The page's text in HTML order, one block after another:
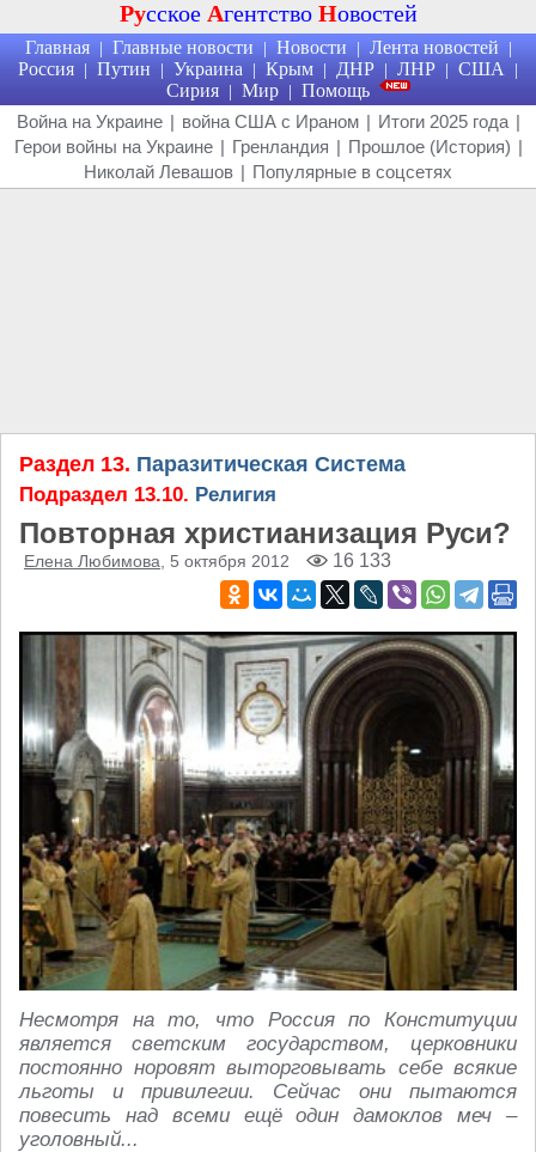
Русское Агентство Новостей
Главная | Главные новости | Новости | Лента новостей |
Россия | Путин | Украина | Крым | ДНР | ЛНР | США |
Сирия | Мир | Помощь
Война на Украине | война США с Ираном | Итоги 2025 года |
Герои войны на Украине | Гренландия | Прошлое (История) |
Николай Левашов | Популярные в соцсетях
Раздел 13. Паразитическая Система
Подраздел 13.10. Религия
Повторная христианизация Руси?
Елена Любимова , 5 октября 2012 16 133
Несмотря на то, что Россия по Конституции
является светским государством, церковники
постоянно норовят выторговывать себе всякие
льготы и привилегии. Сейчас они пытаются
повесить над всеми ещё один дамоклов меч –
уголовный...